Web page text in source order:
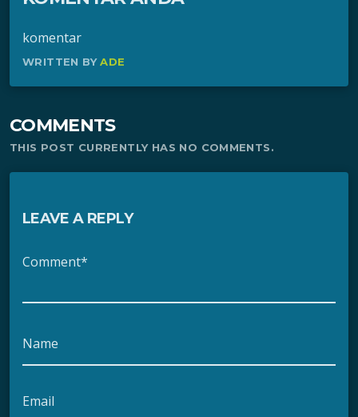
komentar
WRITTEN BYADE
COMMENTS
THIS POST CURRENTLY HAS NO COMMENTS.
LEAVE A REPLY
Comment*
Name
Email